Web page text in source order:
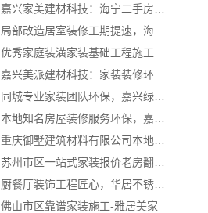
佛山市区靠谱家装施工-雅居美家